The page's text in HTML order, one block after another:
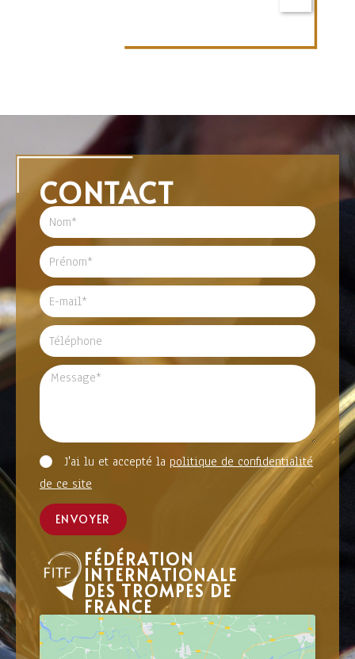
CONTACT
J'ai lu et accepté la politique de confidentialité
de ce site
ENVOYER
FÉDÉRATION
INTERNATIONALE
DES TROMPES DE
FRANCE